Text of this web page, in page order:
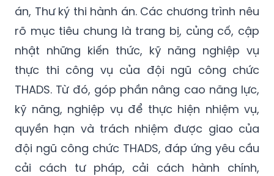
án, Thư ký thi hành án. Các chương trình nêu
rõ mục tiêu chung là trang bị, củng cố, cập
nhật những kiến thức, kỹ năng nghiệp vụ
thực thi công vụ của đội ngũ công chức
THADS. Từ đó, góp phần nâng cao năng lực,
kỹ năng, nghiệp vụ để thực hiện nhiệm vụ,
quyền hạn và trách nhiệm được giao của
đội ngũ công chức THADS, đáp ứng yêu cầu
cải cách tư pháp, cải cách hành chính,